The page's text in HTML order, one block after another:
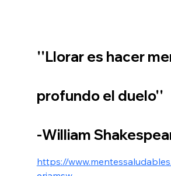
''Llorar es hacer
profundo el duelo''
-William
https://